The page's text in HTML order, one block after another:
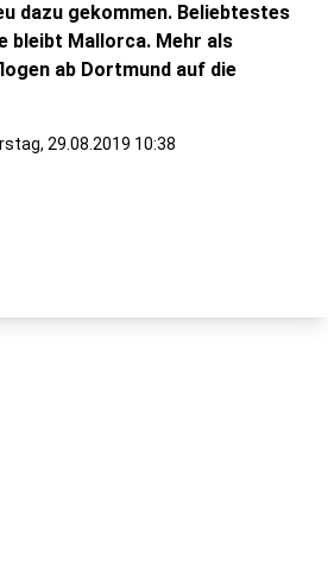
dazu gekommen. Beliebtestes
bleibt Mallorca. Mehr als
ab Dortmund auf die
29.08.2019 10:38